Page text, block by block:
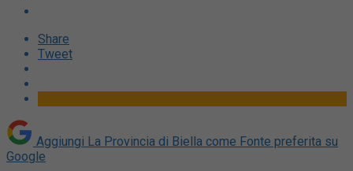
Share
Tweet
Aggiungi La Provincia di Biella come Fonte preferita su
Google